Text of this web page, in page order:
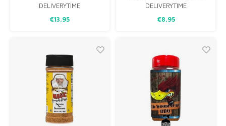
SMOKE, WARM, ROKERIG MET
ZELFS VIS
DELIVERYTIME
€13,95
GROENTEN. DEZE MIX VAN
PAPRIKA, CAYENNE,
EN KNOFLOOK GEEFT ZOETE
WARMTE MET EEN LICHTE KICK.
DELIVERYTIME
€8,95